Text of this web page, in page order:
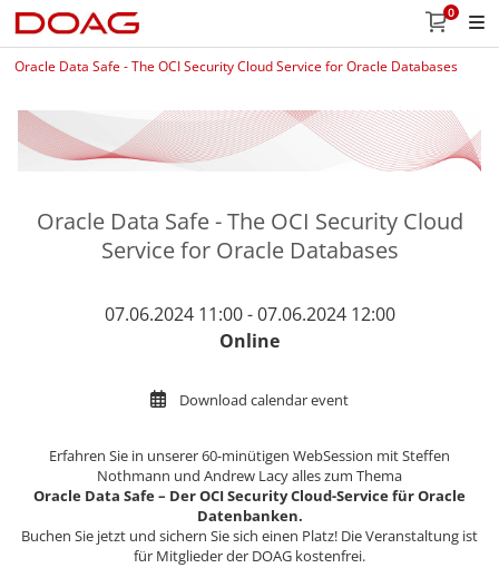
0
Oracle Data Safe - The OCI Security Cloud Service for Oracle Databases
Oracle Data Safe - The OCI Security Cloud
Service for Oracle Databases
07.06.2024 11:00 - 07.06.2024 12:00
Online
Download calendar event
Erfahren Sie in unserer 60-minütigen WebSession mit Steffen
Nothmann und Andrew Lacy alles zum Thema
Oracle Data Safe – Der OCI Security Cloud-Service für Oracle
Datenbanken.
Buchen Sie jetzt und sichern Sie sich einen Platz! Die Veranstaltung ist
für Mitglieder der DOAG kostenfrei.